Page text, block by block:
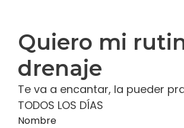
Quiero mi
drenaje
Te va a encantar, la pueder
TODOS LOS DÍAS
Nombre